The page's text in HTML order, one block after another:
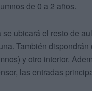
de 0 a 2 años.
ubicará el resto de
También
y otro interior.
las entradas